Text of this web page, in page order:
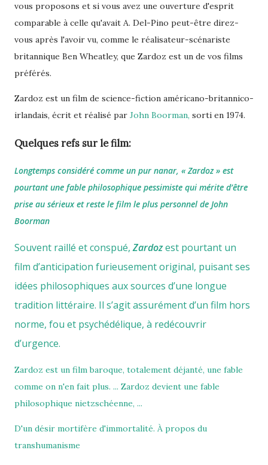
vous proposons et si vous avez une ouverture d'esprit
comparable à celle qu'avait A. Del-Pino peut-être direz-
vous après l'avoir vu, comme le réalisateur-scénariste
britannique Ben Wheatley, que Zardoz est un de vos films
préférés.
Zardoz est un film de science-fiction américano-britannico-
irlandais, écrit et réalisé par John Boorman, sorti en 1974.
Quelques refs sur le film:
Longtemps considéré comme un pur nanar, « Zardoz » est
pourtant une fable philosophique pessimiste qui mérite d’être
prise au sérieux et reste le film le plus personnel de John
Boorman
Souvent raillé et conspué,Zardozest pourtant un
film d’anticipation furieusement original, puisant ses
idées philosophiques aux sources d’une longue
tradition littéraire. Il s’agit assurément d’un film hors
norme, fou et psychédélique, à redécouvrir
d’urgence.
Zardoz est un film baroque, totalement déjanté, une fable
comme on n'en fait plus. ... Zardoz devient une fable
philosophique nietzschéenne, ...
D'un désir mortifère d'immortalité. À propos du
transhumanisme